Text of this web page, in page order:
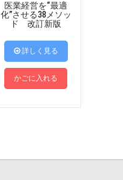
医業経営を“最適
化”させる38メソッ
ド 改訂新版
 詳しく見る
かごに入れる